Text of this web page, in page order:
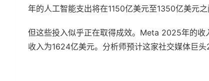
年的人工智能支出将在1150亿美元至1350亿美元
但这些投入似乎正在取得成效。Meta 2025年的
收入为1624亿美元。分析师预计这家社交媒体巨